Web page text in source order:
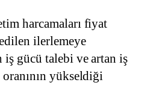
harcamaları fiyat
ilerlemeye
gücü talebi ve artan iş
yükseldiği